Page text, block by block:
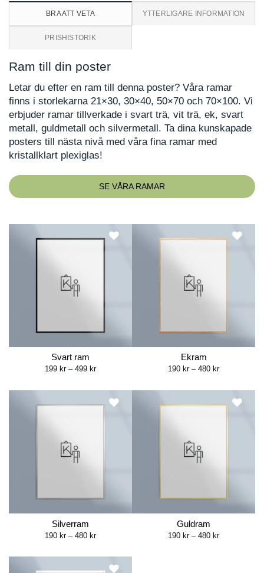
BRA ATT VETA YTTERLIGARE INFORMATION
PRISHISTORIK
Ram till din poster
Letar du efter en ram till denna poster? Våra ramar
finns i storlekarna 21×30, 30×40, 50×70 och 70×100. Vi
erbjuder ramar tillverkade i svart trä, vit trä, ek, svart
metall, guldmetall och silvermetall. Ta dina kunskapade
posters till nästa nivå med våra fina ramar med
kristallklart plexiglas!
SE VÅRA RAMAR
Svart ram
199 kr – 499 krPrice
through
499 kr
Ekram
190 kr – 480 krPrice
through
480 kr
Silverram
190 kr – 480 krPrice
through
480 kr
Guldram
190 kr – 480 krPrice